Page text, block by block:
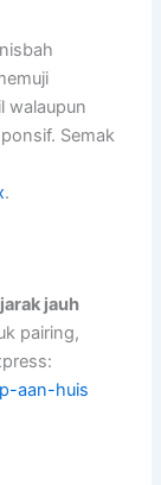
walaupun
Semak
.
jauh
pairing,
aan-huis